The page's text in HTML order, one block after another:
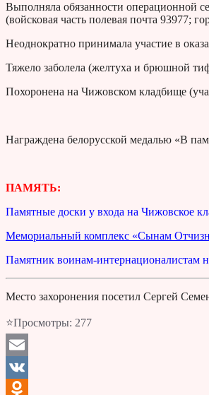
Выполняла обязанности операционной
(войсковая часть полевая почта 93977;
Неоднократно принимала участие в
Тяжело заболела (желтуха и брюшной
Похоронена на Чижовском кладбище
Награждена белорусской медалью «В
ПАМЯТЬ:
Памятные доски у входа на Чижовское
Мемориальный комплекс «Сынам
Памятник воинам-интернационалистам
Место захоронения посетил Сергей
⭐Просмотры: 277
Email
VK